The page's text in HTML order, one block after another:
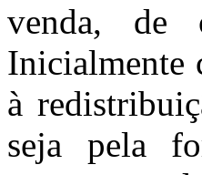
venda, de
Inicialmente
à
seja pela